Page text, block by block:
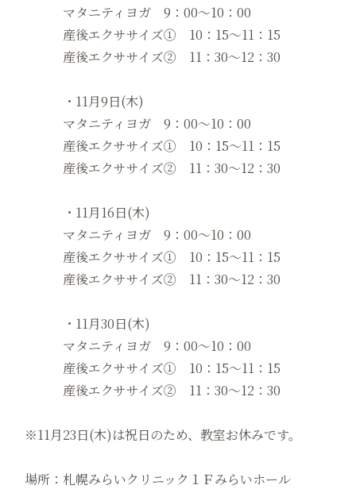
マタニティヨガ 9：00～10：00
産後エクササイズ① 10：15〜11：15
産後エクササイズ② 11：30〜12：30
・11月9日(木)
マタニティヨガ 9：00～10：00
産後エクササイズ① 10：15〜11：15
産後エクササイズ② 11：30〜12：30
・11月16日(木)
マタニティヨガ 9：00～10：00
産後エクササイズ① 10：15〜11：15
産後エクササイズ② 11：30〜12：30
・11月30日(木)
マタニティヨガ 9：00～10：00
産後エクササイズ① 10：15〜11：15
産後エクササイズ② 11：30〜12：30
※11月23日(木)は祝日のため、教室お休みです。
場所：札幌みらいクリニック１Ｆみらいホール